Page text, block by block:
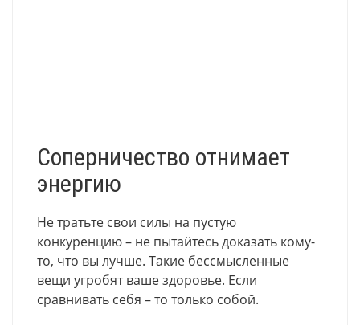
Соперничество отнимает
энергию
Не тратьте свои силы на пустую
конкуренцию – не пытайтесь доказать кому-
то, что вы лучше. Такие бессмысленные
вещи угробят ваше здоровье. Если
сравнивать себя – то только собой.